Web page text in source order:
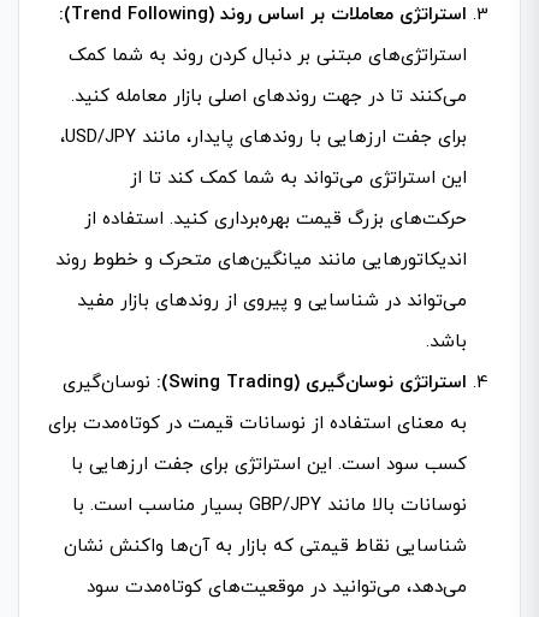
استراتژی معاملات بر اساس روند (Trend Following):
استراتژی‌های مبتنی بر دنبال کردن روند به شما کمک
می‌کنند تا در جهت روندهای اصلی بازار معامله کنید.
برای جفت ارزهایی با روندهای پایدار، مانند USD/JPY،
این استراتژی می‌تواند به شما کمک کند تا از
حرکت‌های بزرگ قیمت بهره‌برداری کنید. استفاده از
اندیکاتورهایی مانند میانگین‌های متحرک و خطوط روند
می‌تواند در شناسایی و پیروی از روندهای بازار مفید
باشد.
استراتژی نوسان‌گیری (Swing Trading):
نوسان‌گیری
به معنای استفاده از نوسانات قیمت در کوتاه‌مدت برای
کسب سود است. این استراتژی برای جفت ارزهایی با
نوسانات بالا مانند GBP/JPY بسیار مناسب است. با
شناسایی نقاط قیمتی که بازار به آن‌ها واکنش نشان
می‌دهد، می‌توانید در موقعیت‌های کوتاه‌مدت سود